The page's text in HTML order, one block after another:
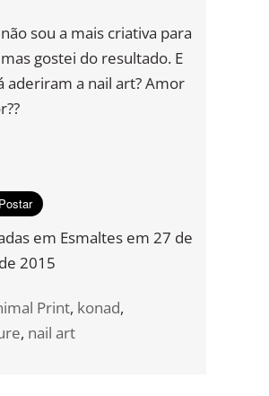
sou a mais criativa para
gostei do resultado. E
aderiram a nail art? Amor
em Esmaltes em 27 de
2015
Print, konad,
, nail art